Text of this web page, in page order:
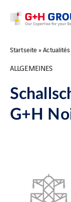
Startseite »Actualités
ALLGEMEINES
G+H